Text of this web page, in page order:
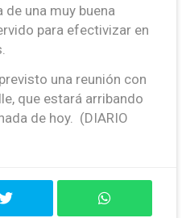
una muy buena
para efectivizar en
una reunión con
que estará arribando
de hoy. (DIARIO